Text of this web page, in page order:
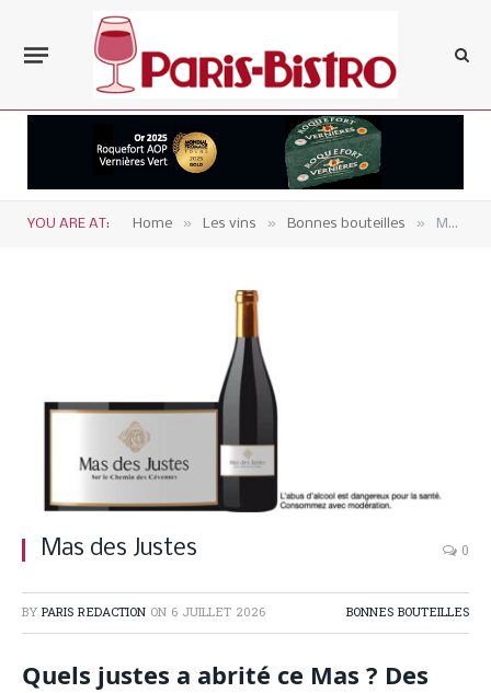
YOU ARE AT: Home » Les vins » Bonnes bouteilles » Mas des Justes
Mas des Justes 0
BY PARIS REDACTION ON 6 JUILLET 2026 BONNES BOUTEILLES
Quels justes a abrité ce Mas ? Des